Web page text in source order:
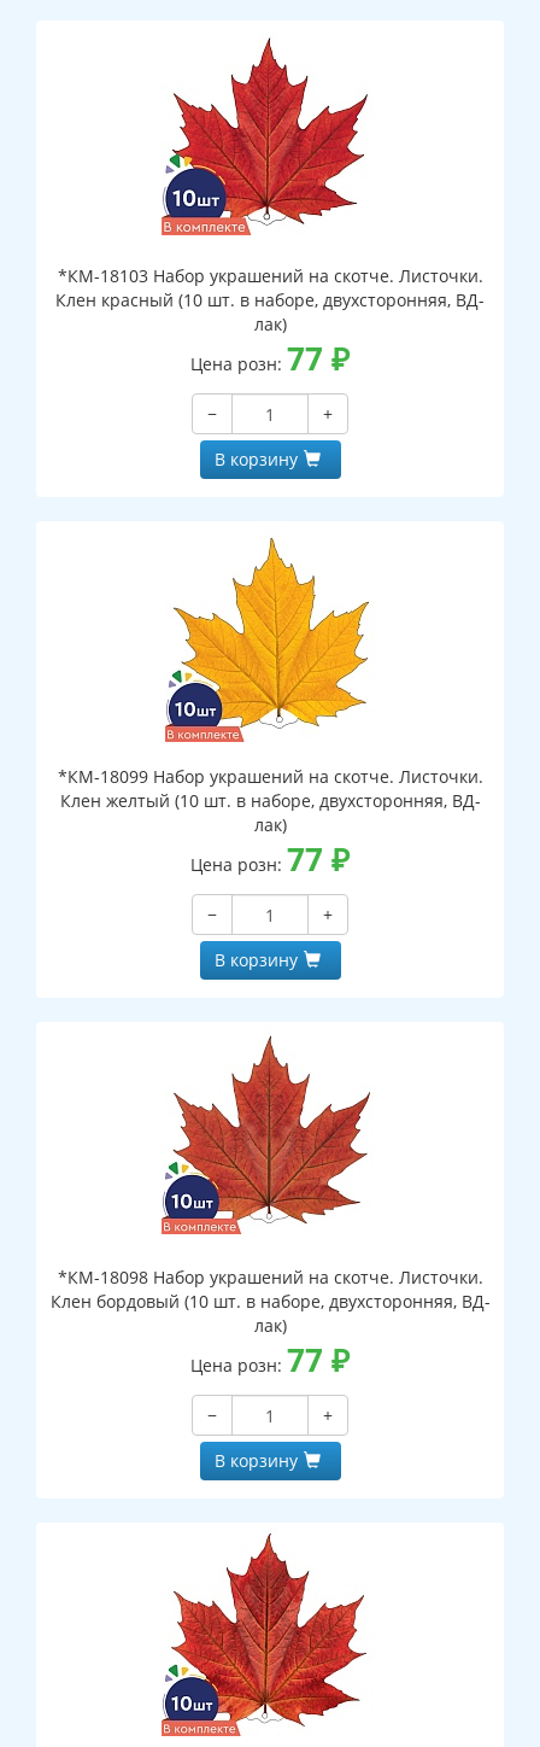
*КМ-18103 Набор украшений на скотче. Листочки.
Клен красный (10 шт. в наборе, двухсторонняя, ВД-
лак)
Цена розн: 77 ₽
−
+
В корзину
*КМ-18099 Набор украшений на скотче. Листочки.
Клен желтый (10 шт. в наборе, двухсторонняя, ВД-
лак)
Цена розн: 77 ₽
−
+
В корзину
*КМ-18098 Набор украшений на скотче. Листочки.
Клен бордовый (10 шт. в наборе, двухсторонняя, ВД-
лак)
Цена розн: 77 ₽
−
+
В корзину